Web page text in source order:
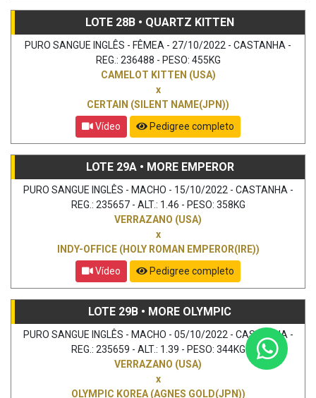
LOTE 28B • QUARTZ KITTEN
PURO SANGUE INGLÊS - FÊMEA - 27/10/2022 - CASTANHA -
REG.: 236488 - PESO: 455KG
CAMELOT KITTEN (USA)
x
CERTAIN (SILENT NAME(JPN))
Vídeo
Pedigree completo
LOTE 29A • MORE EMPEROR
PURO SANGUE INGLÊS - MACHO - 15/10/2022 - CASTANHA -
REG.: 235657 - ALT.: 1.46 - PESO: 358KG
VERRAZANO (USA)
x
INDY-OFFICE (HOLY ROMAN EMPEROR(IRE))
Vídeo
Pedigree completo
LOTE 29B • MORE OLYMPIC
PURO SANGUE INGLÊS - MACHO - 05/10/2022 - CASTANHA -
REG.: 235659 - ALT.: 1.39 - PESO: 344KG
VERRAZANO (USA)
x
OLYMPIC KOREA (AGNES GOLD(JPN))